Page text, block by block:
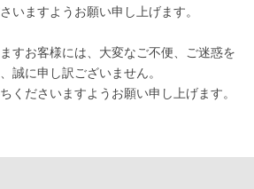
いますようお願い申し上げます。
すお客様には、大変なご不便、ご迷惑を
誠に申し訳ございません。
くださいますようお願い申し上げます。